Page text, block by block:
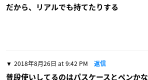
だから、リアルでも持てたりする
2018年8月26日 at 9:42 PM 返信
普段使いしてるのはパスケースとペンかな